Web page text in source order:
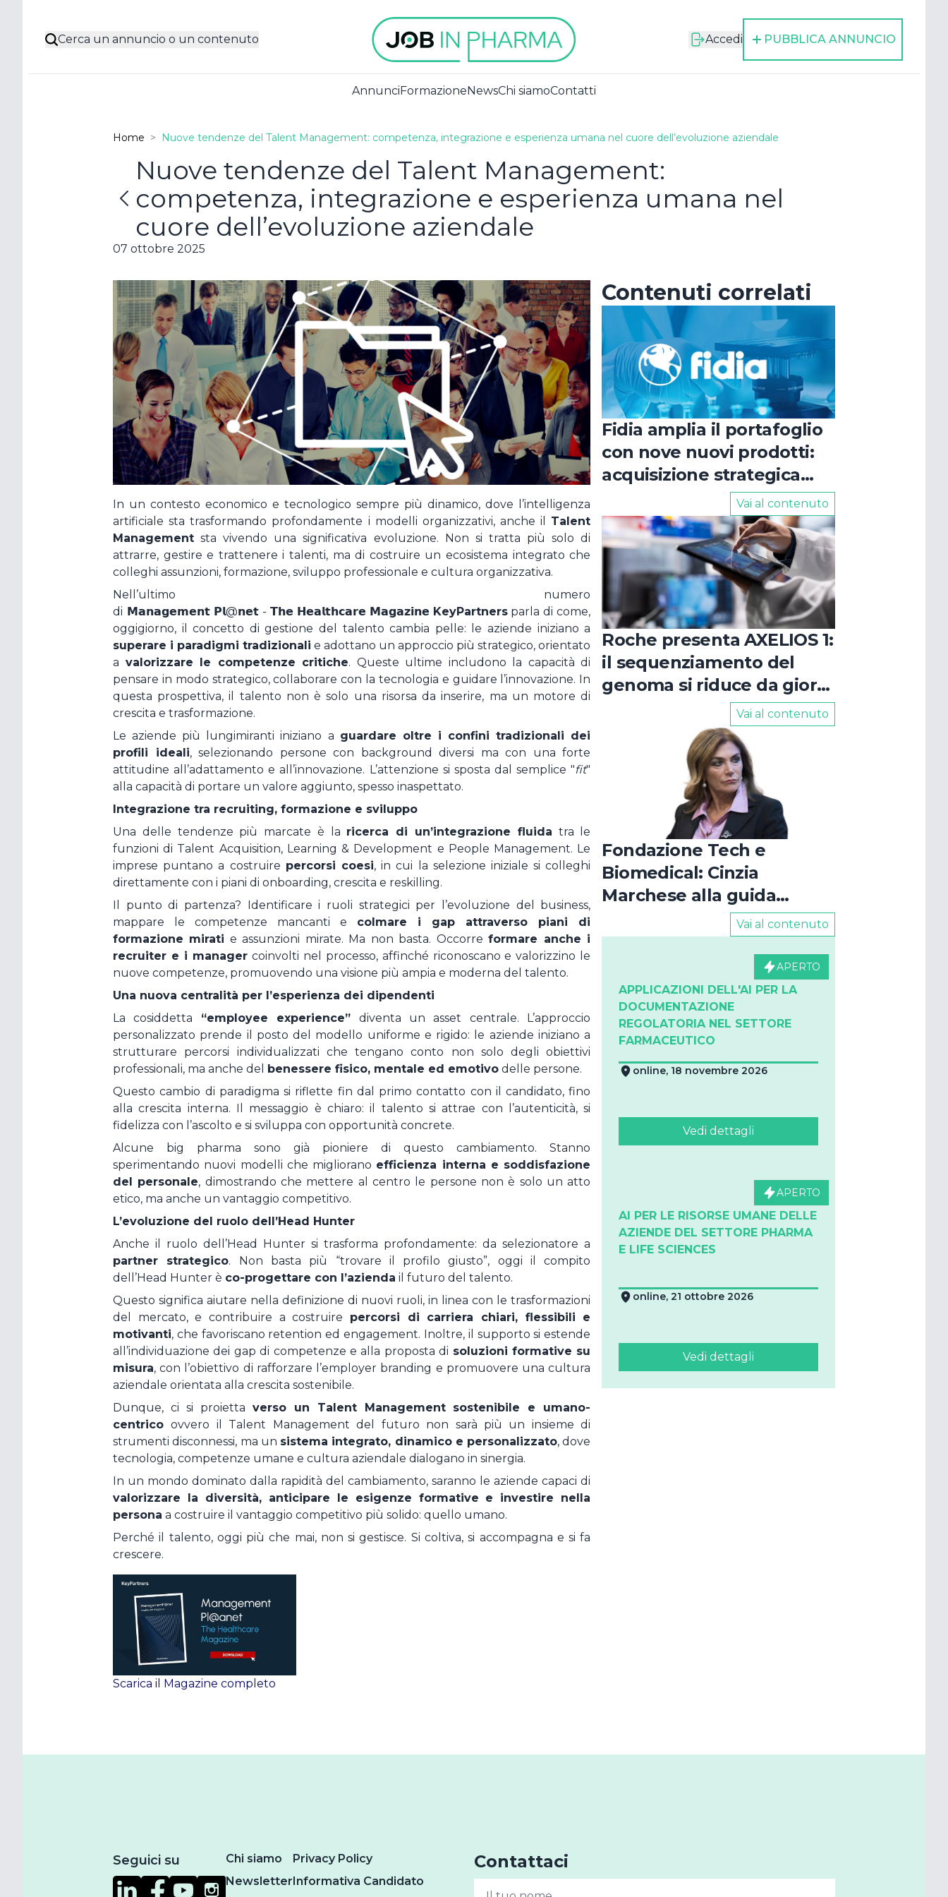
Cerca un annuncio o un contenuto Accedi PUBBLICA ANNUNCIO
AnnunciFormazioneNewsChi siamoContatti
Possiedi già un
account?
Resta connesso
LOGIN
Hai dimenticato la password ?
registrato?
REGISTRATI COME AZIENDA
REGISTRATI COME CANDIDATO
Home > Nuove tendenze del Talent Management: competenza, integrazione e esperienza umana nel cuore dell’evoluzione aziendale
Nuove tendenze del Talent Management:
competenza, integrazione e esperienza umana nel
cuore dell’evoluzione aziendale
07 ottobre 2025
In un contesto economico e tecnologico sempre più dinamico, dove l’intelligenza
artificiale sta trasformando profondamente i modelli organizzativi, anche il Talent
Management sta vivendo una significativa evoluzione. Non si tratta più solo di
attrarre, gestire e trattenere i talenti, ma di costruire un ecosistema integrato che
colleghi assunzioni, formazione, sviluppo professionale e cultura organizzativa.
Nell’ultimo numero
di 𝗠𝗮𝗻𝗮𝗴𝗲𝗺𝗲𝗻𝘁 𝗣𝗹@𝗻𝗲𝘁- 𝗧𝗵𝗲 𝗛𝗲𝗮𝗹𝘁𝗵𝗰𝗮𝗿𝗲 𝗠𝗮𝗴𝗮𝘇𝗶𝗻𝗲 KeyPartnersparla di come,
oggigiorno, il concetto di gestione del talento cambia pelle: le aziende iniziano a
superare i paradigmi tradizionali e adottano un approccio più strategico, orientato
a valorizzare le competenze critiche. Queste ultime includono la capacità di
pensare in modo strategico, collaborare con la tecnologia e guidare l’innovazione. In
questa prospettiva, il talento non è solo una risorsa da inserire, ma un motore di
crescita e trasformazione.
Le aziende più lungimiranti iniziano a guardare oltre i confini tradizionali dei
profili ideali, selezionando persone con background diversi ma con una forte
attitudine all’adattamento e all’innovazione. L’attenzione si sposta dal semplice "fit"
alla capacità di portare un valore aggiunto, spesso inaspettato.
Integrazione tra recruiting, formazione e sviluppo
Una delle tendenze più marcate è la ricerca di un’integrazione fluida tra le
funzioni di Talent Acquisition, Learning & Development e People Management. Le
imprese puntano a costruire percorsi coesi, in cui la selezione iniziale si colleghi
direttamente con i piani di onboarding, crescita e reskilling.
Il punto di partenza? Identificare i ruoli strategici per l’evoluzione del business,
mappare le competenze mancanti e colmare i gap attraverso piani di
formazione mirati e assunzioni mirate. Ma non basta. Occorreformare anche i
recruiter e i managercoinvolti nel processo, affinché riconoscano e valorizzino le
nuove competenze, promuovendo una visione più ampia e moderna del talento.
Una nuova centralità per l’esperienza dei dipendenti
La cosiddetta “employee experience” diventa un asset centrale. L’approccio
personalizzato prende il posto del modello uniforme e rigido: le aziende iniziano a
strutturare percorsi individualizzati che tengano conto non solo degli obiettivi
professionali, ma anche del benessere fisico, mentale ed emotivo delle persone.
Questo cambio di paradigma si riflette fin dal primo contatto con il candidato, fino
alla crescita interna. Il messaggio è chiaro: il talento si attrae con l’autenticità, si
fidelizza con l’ascolto e si sviluppa con opportunità concrete.
Alcune big pharma sono già pioniere di questo cambiamento. Stanno
sperimentando nuovi modelli che migliorano efficienza interna e soddisfazione
del personale, dimostrando che mettere al centro le persone non è solo un atto
etico, ma anche un vantaggio competitivo.
L’evoluzione del ruolo dell’Head Hunter
Anche il ruolo dell’Head Hunter si trasforma profondamente: da selezionatore a
partner strategico. Non basta più “trovare il profilo giusto”, oggi il compito
dell’Head Hunter è co-progettare con l’azienda il futuro del talento.
Questo significa aiutare nella definizione di nuovi ruoli, in linea con le trasformazioni
del mercato, e contribuire a costruire percorsi di carriera chiari, flessibili e
motivanti, che favoriscano retention ed engagement. Inoltre, il supporto si estende
all’individuazione dei gap di competenze e alla proposta di soluzioni formative su
misura, con l’obiettivo di rafforzare l’employer branding e promuovere una cultura
aziendale orientata alla crescita sostenibile.
Dunque, ci si proietta verso un Talent Management sostenibile e umano-
centricoovvero il Talent Management del futuro non sarà più un insieme di
strumenti disconnessi, ma un sistema integrato, dinamico e personalizzato, dove
tecnologia, competenze umane e cultura aziendale dialogano in sinergia.
In un mondo dominato dalla rapidità del cambiamento, saranno le aziende capaci di
valorizzare la diversità, anticipare le esigenze formative e investire nella
persona a costruire il vantaggio competitivo più solido: quello umano.
Perché il talento, oggi più che mai, non si gestisce. Si coltiva, si accompagna e si fa
crescere.
Scarica il Magazine completo
Contenuti correlati
Fidia amplia il portafoglio
con nove nuovi prodotti:
acquisizione strategica
nelle aree cardiologia e
urologia
Vai al contenuto
Roche presenta AXELIOS 1:
il sequenziamento del
genoma si riduce da giorni
Vai al contenuto
Fondazione Tech e
Biomedical: Cinzia
Marchese alla guida
Vai al contenuto
APERTO
APPLICAZIONI DELL'AI PER LA
DOCUMENTAZIONE
REGOLATORIA NEL SETTORE
FARMACEUTICO
online, 18 novembre 2026
Vedi dettagli
APERTO
AI PER LE RISORSE UMANE DELLE
AZIENDE DEL SETTORE PHARMA
E LIFE SCIENCES
online, 21 ottobre 2026
Vedi dettagli
Seguici su
Chi siamo
Newsletter
Privacy Policy
Informativa Candidato
Contattaci
ISCRIVITI ALLA
newsletter
ISCRIVITI